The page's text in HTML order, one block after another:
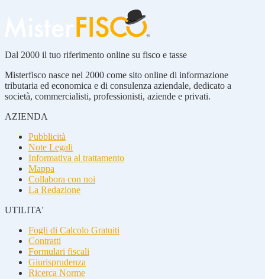
Dal 2000 il tuo riferimento online su fisco e tasse
Misterfisco nasce nel 2000 come sito online di informazione
tributaria ed economica e di consulenza aziendale, dedicato a
società, commercialisti, professionisti, aziende e privati.
AZIENDA
Pubblicità
Note Legali
Informativa al trattamento
Mappa
Collabora con noi
La Redazione
UTILITA'
Fogli di Calcolo Gratuiti
Contratti
Formulari fiscali
Giurisprudenza
Ricerca Norme